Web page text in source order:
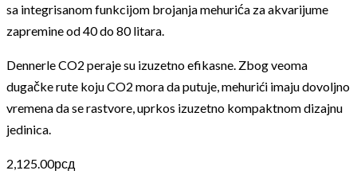
sa integrisanom funkcijom brojanja mehurića za akvarijume
zapremine od 40 do 80 litara.
Dennerle CO2 peraje su izuzetno efikasne. Zbog veoma
dugačke rute koju CO2 mora da putuje, mehurići imaju dovoljno
vremena da se rastvore, uprkos izuzetno kompaktnom dizajnu
jedinica.
2,125.00рсд